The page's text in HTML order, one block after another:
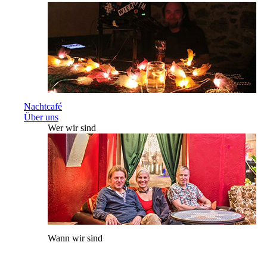
Nachtcafé
Über uns
Wer wir sind
Wann wir sind